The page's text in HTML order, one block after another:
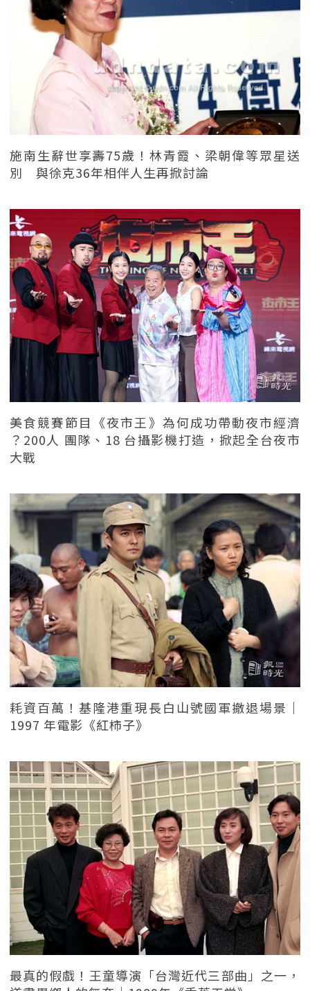
施南生辭世享壽75歲！林青霞、梁朝偉等眾星送
別 與徐克36年相伴人生再掀討論
美食競賽節目《夜市王》為何成功帶動夜市經濟
？200人 團隊、18 台攝影機打造，掀起全台夜市
大戰
耗資百萬！基隆港重現長白山號國軍撤退場景｜
1997 年電影《紅柿子》
最真的假戲！王童導演「台灣近代三部曲」之一，